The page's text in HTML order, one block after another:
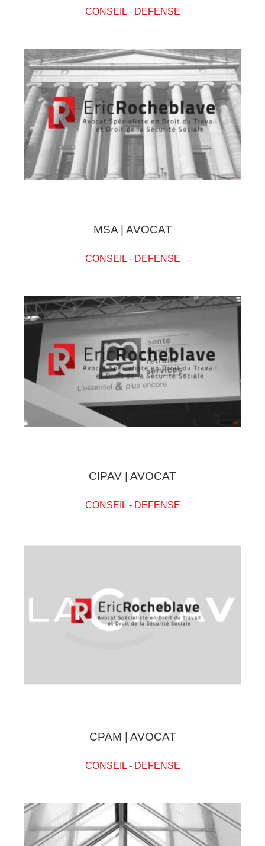
CONSEIL- DEFENSE
MSA | AVOCAT
CONSEIL- DEFENSE
CIPAV | AVOCAT
CONSEIL- DEFENSE
CPAM | AVOCAT
CONSEIL- DEFENSE